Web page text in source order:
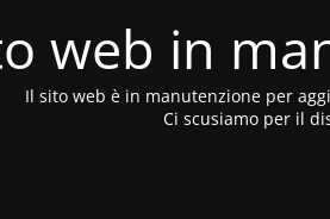
web in
Il sito web è in manutenzione per
Ci scusiamo per il